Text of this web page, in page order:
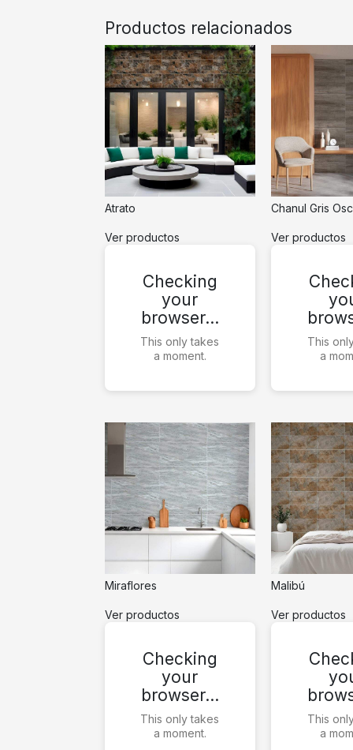
Productos relacionados
Atrato
Ver productos
Checking
your
browser…
This only takes
a moment.
Chanul Gris
Ver productos
This
a
Miraflores
Ver productos
Checking
your
browser…
This only takes
a moment.
Malibú
Ver productos
This
a